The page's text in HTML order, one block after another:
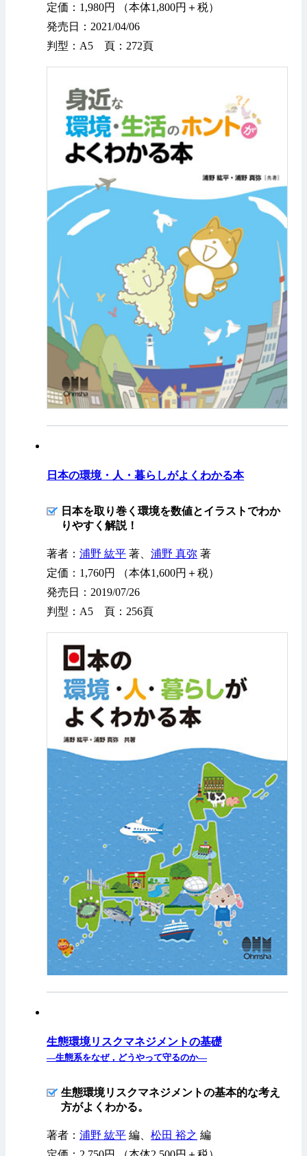
定価：1,980円 （本体1,800円＋税）
発売日：2021/04/06
判型：A5 頁：272頁
日本の環境・人・暮らしがよくわかる本
日本を取り巻く環境を数値とイラストでわか
りやすく解説！
著者： 浦野 紘平 著、 浦野 真弥 著
定価：1,760円 （本体1,600円＋税）
発売日：2019/07/26
判型：A5 頁：256頁
生態環境リスクマネジメントの基礎
—生態系をなぜ，どうやって守るのか—
生態環境リスクマネジメントの基本的な考え
方がよくわかる。
著者： 浦野 紘平 編、 松田 裕之 編